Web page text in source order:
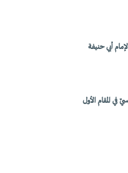
أبي حنيفة
في المقام الأول